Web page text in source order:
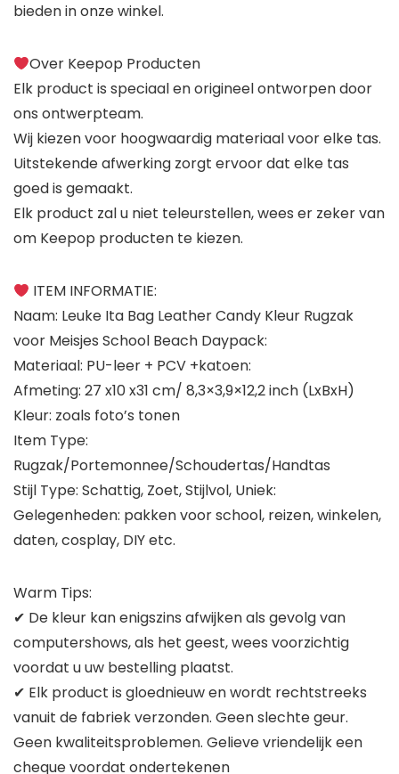
bieden in onze winkel.
Over Keepop Producten
Elk product is speciaal en origineel ontworpen door
ons ontwerpteam.
Wij kiezen voor hoogwaardig materiaal voor elke tas.
Uitstekende afwerking zorgt ervoor dat elke tas
goed is gemaakt.
Elk product zal u niet teleurstellen, wees er zeker van
om Keepop producten te kiezen.
ITEM INFORMATIE:
Naam: Leuke Ita Bag Leather Candy Kleur Rugzak
voor Meisjes School Beach Daypack:
Materiaal: PU-leer + PCV +katoen:
Afmeting: 27 x10 x31 cm/ 8,3×3,9×12,2 inch (LxBxH)
Kleur: zoals foto’s tonen
Item Type:
Rugzak/Portemonnee/Schoudertas/Handtas
Stijl Type: Schattig, Zoet, Stijlvol, Uniek:
Gelegenheden: pakken voor school, reizen, winkelen,
daten, cosplay, DIY etc.
Warm Tips:
✔ De kleur kan enigszins afwijken als gevolg van
computershows, als het geest, wees voorzichtig
voordat u uw bestelling plaatst.
✔ Elk product is gloednieuw en wordt rechtstreeks
vanuit de fabriek verzonden. Geen slechte geur.
Geen kwaliteitsproblemen. Gelieve vriendelijk een
cheque voordat ondertekenen